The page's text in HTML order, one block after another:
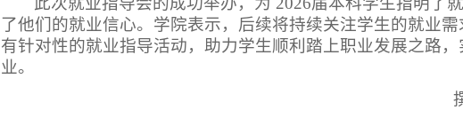
了他们的就业信心。学院表示，后续将持续关注学生的就业
有针对性的就业指导活动，助力学生顺利踏上职业发展之路
业。